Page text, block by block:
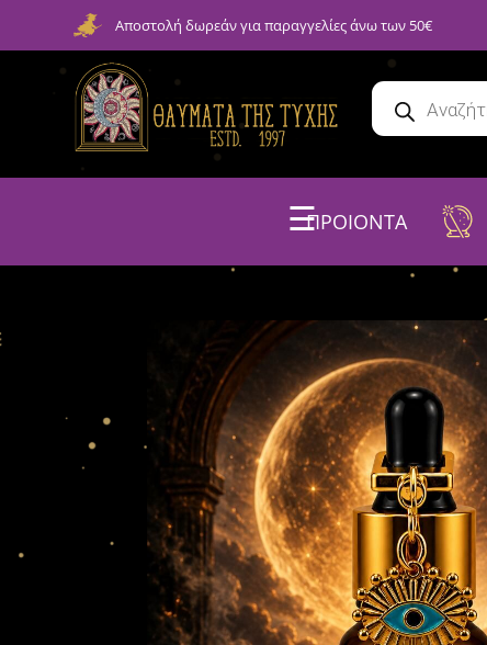
Αποστολή δωρεάν για παραγγελίες άνω των 50€
☰ΠΡΟΙΟΝΤΑ